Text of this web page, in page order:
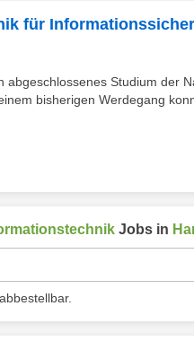
für
abgeschlossenes Studium der
bisherigen Werdegang
Jobs in